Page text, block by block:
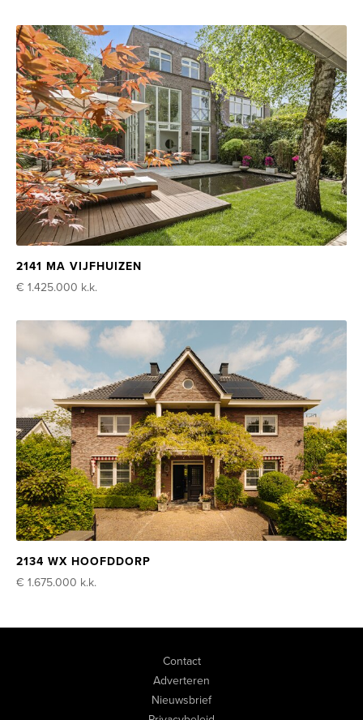
2141 MA VIJFHUIZEN
€ 1.425.000 k.k.
2134 WX HOOFDDORP
€ 1.675.000 k.k.
Contact
Adverteren
Nieuwsbrief